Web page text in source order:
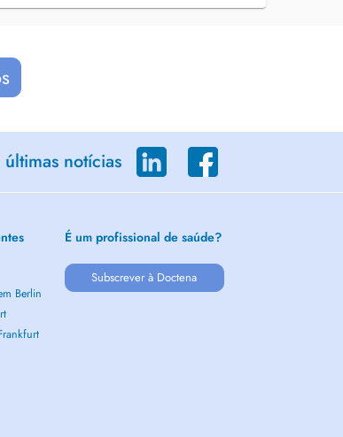
notícias
Berlin
É um profissional de saúde?
Subscrever à Doctena